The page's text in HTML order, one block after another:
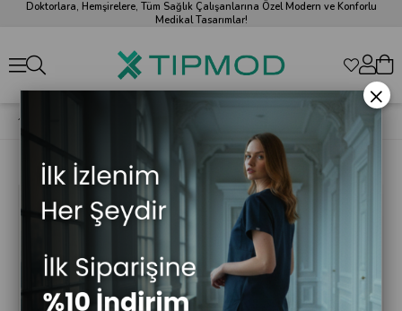
Doktorlara, Hemşirelere, Tüm Sağlık Çalışanlarına Özel Modern ve Konforlu
Medikal Tasarımlar!
×